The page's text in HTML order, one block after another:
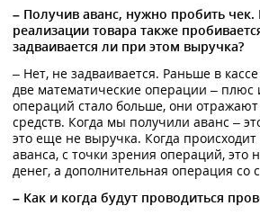
– Получив аванс, нужно пробить
реализации товара также
задваивается ли при этом выручка?
– Нет, не задваивается. Раньше в
две математические операции – плюс
операций стало больше, они
средств. Когда мы получили аванс –
это еще не выручка. Когда
аванса, с точки зрения операций, это
денег, а дополнительная операция
– Как и когда будут проводиться